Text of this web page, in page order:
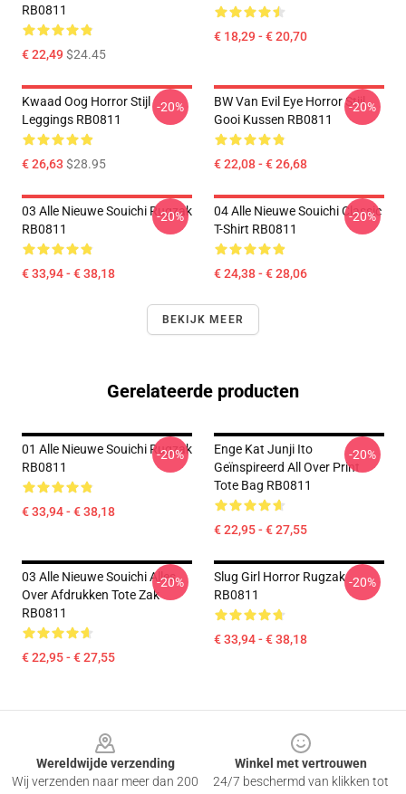
RB0811
€ 22,49$24.45
€ 18,29 - € 20,70
Kwaad Oog Horror Stijl
Leggings RB0811
€ 26,63 $28.95
-20%
BW Van Evil Eye Horror Stijl
Gooi Kussen RB0811
€ 22,08 - € 26,68
-20%
03 Alle Nieuwe Souichi Rugzak
RB0811
€ 33,94 - € 38,18
-20%
04 Alle Nieuwe Souichi Classic
T-Shirt RB0811
€ 24,38 - € 28,06
-20%
BEKIJK MEER
Gerelateerde producten
01 Alle Nieuwe Souichi Rugzak
RB0811
€ 33,94 - € 38,18
-20%
Enge Kat Junji Ito
Geïnspireerd All Over Print
Tote Bag RB0811
€ 22,95 - € 27,55
-20%
03 Alle Nieuwe Souichi Alles
Over Afdrukken Tote Zak
RB0811
€ 22,95 - € 27,55
-20%
Slug Girl Horror Rugzak
RB0811
€ 33,94 - € 38,18
-20%
Wereldwijde verzending
Wij verzenden naar meer dan 200
Winkel met vertrouwen
24/7 beschermd van klikken tot